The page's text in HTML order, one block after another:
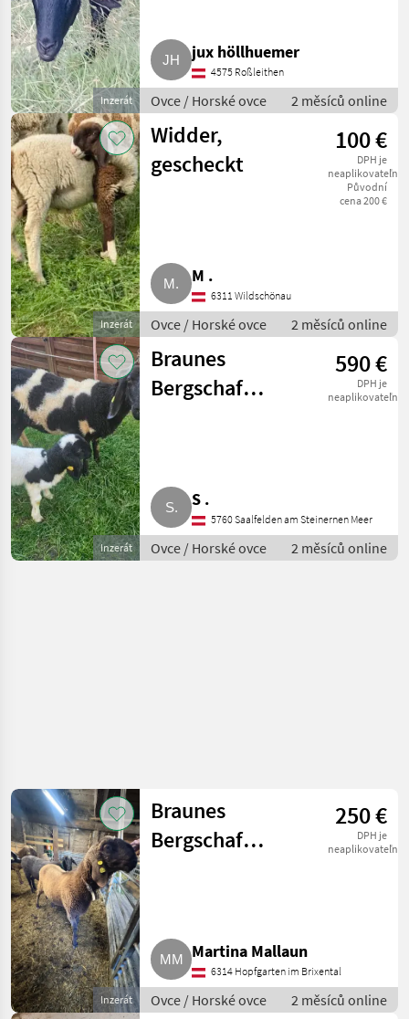
Inzerát
jux höllhuemer
4575 Roßleithen
Ovce / Horské ovce 2 měsíců online
Inzerát
Widder,
gescheckt
100 €
DPH je
neaplikovateľné
Původní
cena 200 €
M .
6311 Wildschönau
Ovce / Horské ovce 2 měsíců online
Inzerát
Braunes
Bergschaf
590 €
DPH je
neaplikovateľné
S .
5760 Saalfelden am Steinernen Meer
Ovce / Horské ovce 2 měsíců online
Inzerát
Braunes
Bergschaf
250 €
DPH je
neaplikovateľné
Martina Mallaun
6314 Hopfgarten im Brixental
Ovce / Horské ovce 2 měsíců online